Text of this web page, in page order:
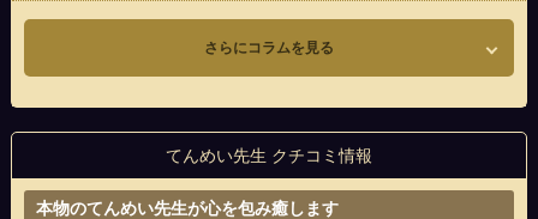
さらにコラムを見る
てんめい先生 クチコミ情報
本物のてんめい先生が心を包み癒します